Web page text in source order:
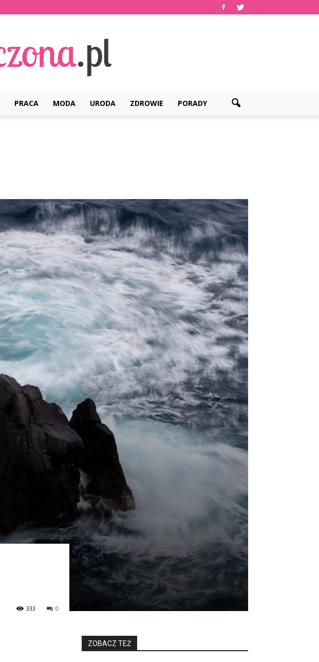
PRACA MODA URODA ZDROWIE PORADY
0
333
ZOBACZ TEŻ